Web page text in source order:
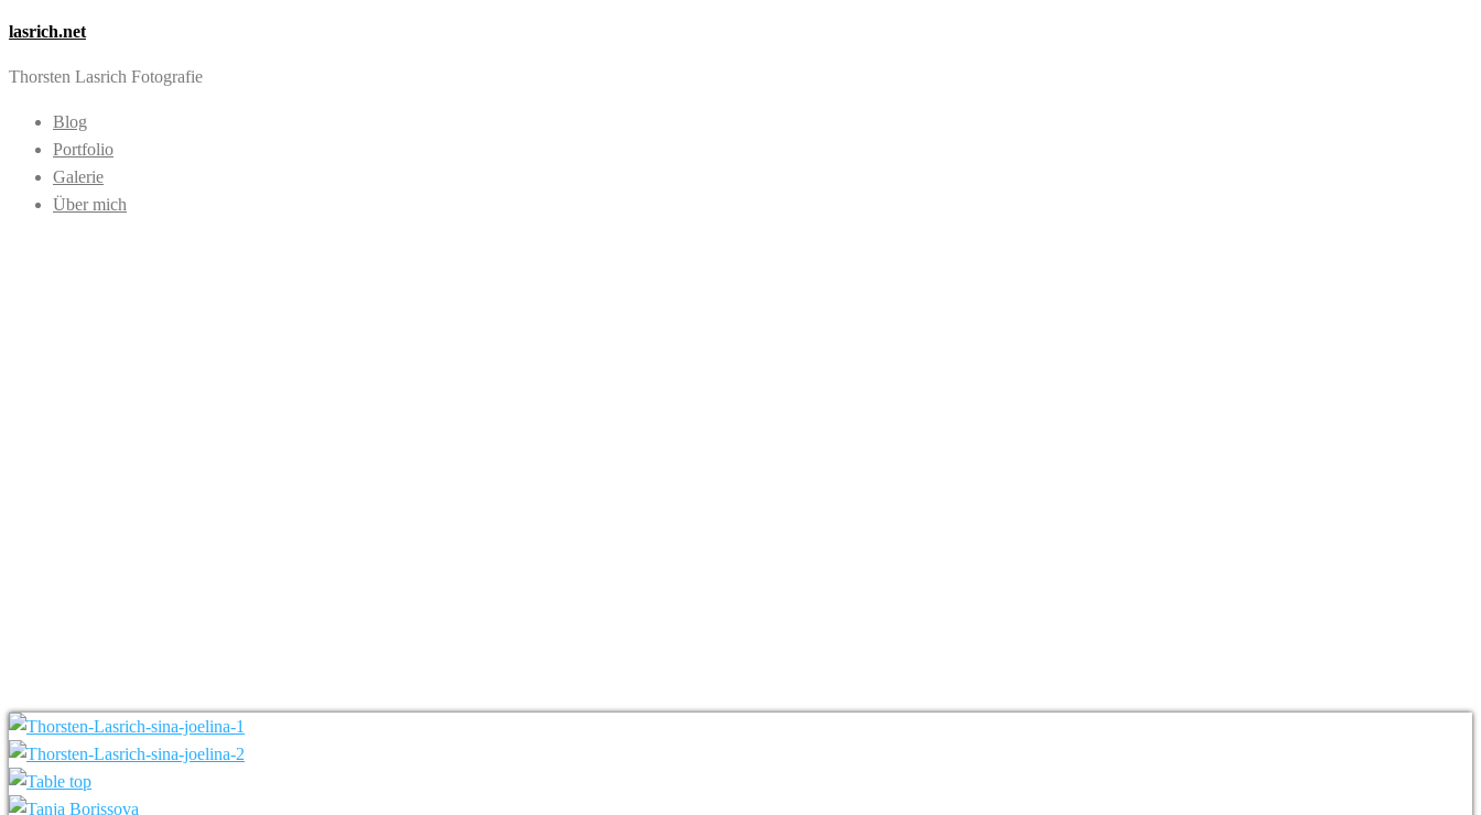
lasrich.net
Thorsten Lasrich Fotografie
Blog
Portfolio
Galerie
Über mich